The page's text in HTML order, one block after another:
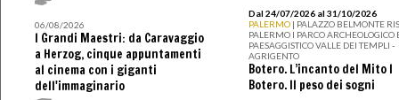
06/08/2026
I Grandi Maestri: da Caravaggio
a Herzog, cinque appuntamenti
al cinema con i giganti
dell'immaginario
Dal 24/07/2026 al 31/10/2026
PALERMO | PALAZZO BELMONTE
PALERMO I PARCO ARCHEOLOGICO
PAESAGGISTICO VALLE DEI TEMPLI -
AGRIGENTO
Botero. L’incanto del Mito I
Botero. Il peso dei sogni